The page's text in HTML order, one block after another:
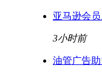
亚马逊会
3小时前
油管广告